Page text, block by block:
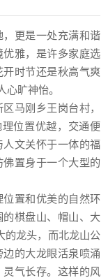
更是一处充满和谐
雅，是许多家庭选
时节还是秋高气爽
旷神怡。
马刚乡王岗台村，
位置优越，交通便
文关怀于一体的福
置身于一个大型的
置和优美的自然环
棋盘山、帽山、大
的龙头，而北龙山公
的大龙眼活泉喷涌
气长存。这样的风